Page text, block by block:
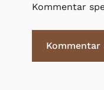
Kommentar